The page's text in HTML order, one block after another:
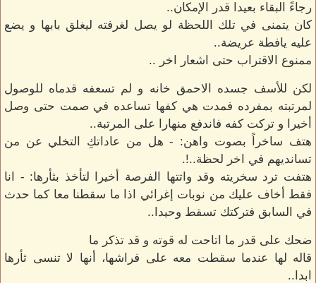
رجاءً البقاء بعيدا قدر الإمكان..
كان يتمنى في تلك اللحظة لو يصل لغرفته ليغلق بابها و يضع
عليه يافطة عريضة..
ممنوع الاقتراب حتى اشعار اخر ..
لكن للأسف جسده الاحمق خانه و لم تسعفه قدماه للوصول
لمرتبته بمفرده فمدت هي كفها تساعده في صمت حتى وصل
أخيرا و تركت كفه فاندفع منهارا على المرتبة..
هتف ساخراً بصوت واهن: - هل من عاداتكِ التخلي عن من
تسانديهم في اخر لحظة..!.
هتفت ترد سخريته وقد واتتها الفرصة أخيرا لتأخذ بثأرها: - انا
فقط أخاف عليك من نوبات إغرائي اذا ما سقطنا معا كما حدث
في السابق فتركتك تسقط وحيدا..
ضحك على قدر ما اتاحت له قوته و قد تذكر ما
قاله لها عندما سقطت معه على فراشها، أنها لا تنسى ثأرها
ابدا..